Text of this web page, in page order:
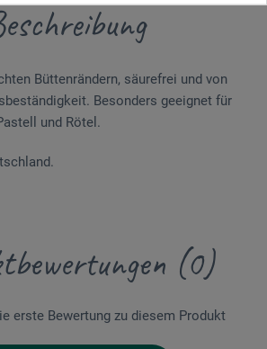
Büttenrändern, säurefrei und von
Be­sonders geeignet für
und Rötel.
(0)
erste Bewertung zu diesem Produkt